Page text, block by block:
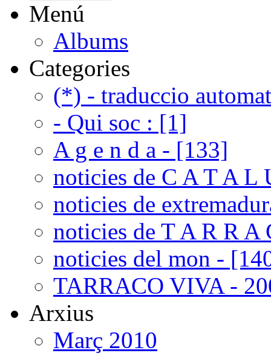
Menú
Albums
Categories
(*) - traduccio
- Qui soc : [1]
A g e n d a - [133]
noticies de C A T A L
noticies de
noticies de T A R R A
noticies del mon -
TARRACO VIVA -
Arxius
Març 2010